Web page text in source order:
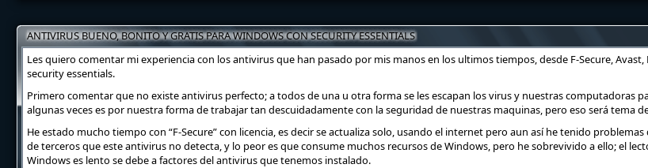
ANTIVIRUS BUENO, BONITO Y GRATIS PARA WINDOWS CON SECURITY ESSENTIALS
Les quiero comentar mi experiencia con los antivirus que han pasado por mis manos en los ultimos tiempos, desde F-Secure,
security essentials.
Primero comentar que no existe antivirus perfecto; a todos de una u otra forma se les escapan los virus y nuestras computadoras
algunas veces es por nuestra forma de trabajar tan descuidadamente con la seguridad de nuestras maquinas, pero eso será tema
He estado mucho tiempo con “F-Secure” con licencia, es decir se actualiza solo, usando el internet pero aun así he tenido
de terceros que este antivirus no detecta, y lo peor es que consume muchos recursos de Windows, pero he sobrevivido a ello; el
Windows es lento se debe a factores del antivirus que tenemos instalado.